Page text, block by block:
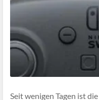
Seit wenigen Tagen ist